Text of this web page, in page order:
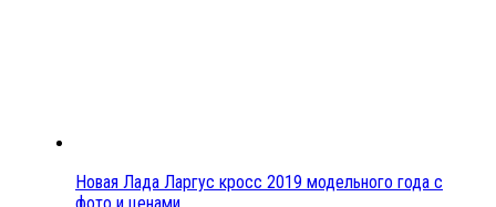
Новая Лада Ларгус кросс 2019 модельного года с